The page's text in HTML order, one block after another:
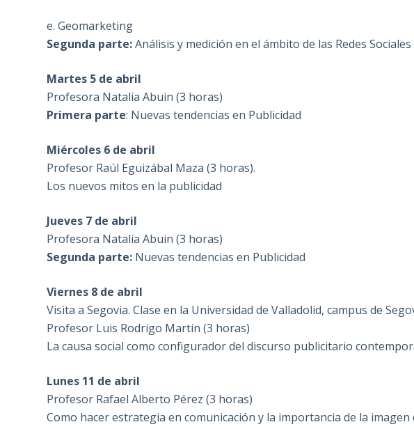
e. Geomarketing
Segunda parte:Análisis y medición en el ámbito de las Redes
Martes 5 de abril
Profesora Natalia Abuin (3 horas)
Primera parte: Nuevas tendencias en Publicidad
Miércoles 6 de abril
Profesor Raúl Eguizábal Maza (3 horas).
Los nuevos mitos en la publicidad
Jueves 7 de abril
Profesora Natalia Abuin (3 horas)
Segunda parte: Nuevas tendencias en Publicidad
Viernes 8 de abril
Visita a Segovia. Clase en la Universidad de Valladolid, campus de
Profesor Luis Rodrigo Martín (3 horas)
La causa social como configurador del discurso publicitario
Lunes 11 de abril
Profesor Rafael Alberto Pérez (3 horas)
Como hacer estrategia en comunicación y la importancia de la